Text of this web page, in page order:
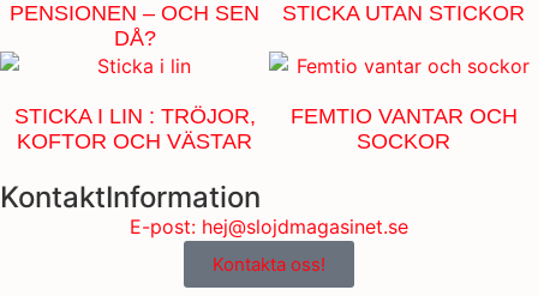
PENSIONEN – OCH SEN
DÅ?
STICKA UTAN STICKOR
STICKA I LIN : TRÖJOR,
KOFTOR OCH VÄSTAR
FEMTIO VANTAR OCH
SOCKOR
KontaktInformation
E-post: hej@slojdmagasinet.se
Kontakta oss!